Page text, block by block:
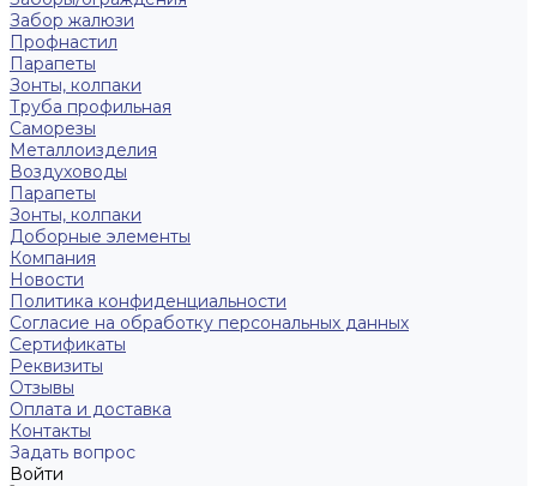
Забор жалюзи
Профнастил
Парапеты
Зонты, колпаки
Труба профильная
Саморезы
Металлоизделия
Воздуховоды
Парапеты
Зонты, колпаки
Доборные элементы
Компания
Новости
Политика конфиденциальности
Согласие на обработку персональных данных
Сертификаты
Реквизиты
Отзывы
Оплата и доставка
Контакты
Задать вопрос
Войти